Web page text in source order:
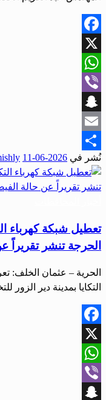
Facebook
X
WhatsApp
Viber
Snapchat
Email
Share
نُشر في 2026-06-11
تعطيل شبكة كهرباء
الحرجة تنشر تقريراً
الحرية – عثمان الخلف:
التكايا بمدينة دير الزور
Facebook
X
WhatsApp
Viber